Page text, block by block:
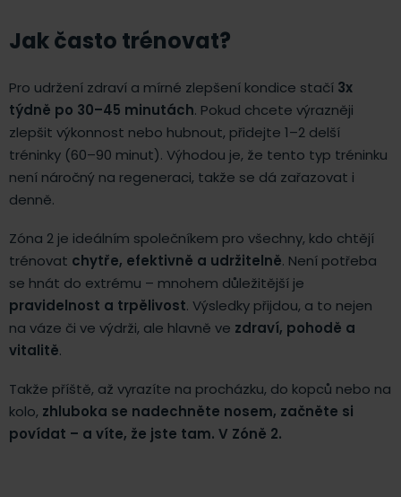
Jak často trénovat?
Pro udržení zdraví a mírné zlepšení kondice stačí 3x
týdně po 30–45 minutách. Pokud chcete výrazněji
zlepšit výkonnost nebo hubnout, přidejte 1–2 delší
tréninky (60–90 minut). Výhodou je, že tento typ tréninku
není náročný na regeneraci, takže se dá zařazovat i
denně.
Zóna 2 je ideálním společníkem pro všechny, kdo chtějí
trénovat chytře, efektivně a udržitelně. Není potřeba
se hnát do extrému – mnohem důležitější je
pravidelnost a trpělivost. Výsledky přijdou, a to nejen
na váze či ve výdrži, ale hlavně ve zdraví, pohodě a
vitalitě.
Takže příště, až vyrazíte na procházku, do kopců nebo na
kolo, zhluboka se nadechněte nosem, začněte si
povídat – a víte, že jste tam. V Zóně 2.